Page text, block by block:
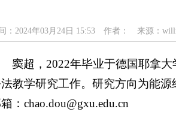
：2024年03月24日 15:53 作者： 来源：
窦超，2022年毕业于德国耶拿大
教学研究工作。研究方向为能
：chao.dou@gxu.edu.cn